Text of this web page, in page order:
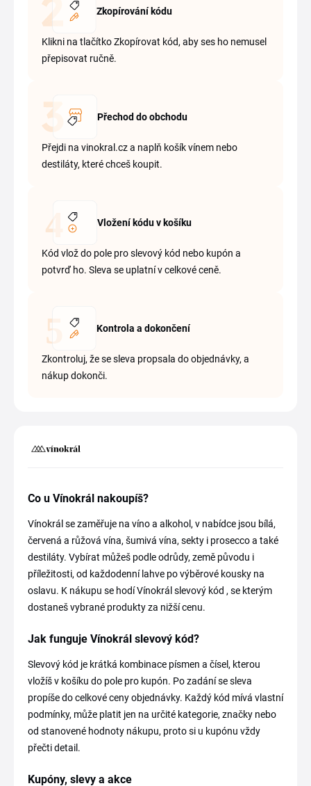
Zkopírování kódu
Klikni na tlačítko Zkopírovat kód, aby ses ho nemusel
přepisovat ručně.
Přechod do obchodu
Přejdi na vinokral.cz a naplň košík vínem nebo
destiláty, které chceš koupit.
Vložení kódu v košíku
Kód vlož do pole pro slevový kód nebo kupón a
potvrď ho. Sleva se uplatní v celkové ceně.
Kontrola a dokončení
Zkontroluj, že se sleva propsala do objednávky, a
nákup dokonči.
Co u Vínokrál nakoupíš?
Vínokrál se zaměřuje na víno a alkohol, v nabídce jsou bílá,
červená a růžová vína, šumivá vína, sekty i prosecco a také
destiláty. Vybírat můžeš podle odrůdy, země původu i
příležitosti, od každodenní lahve po výběrové kousky na
oslavu. K nákupu se hodí Vínokrál slevový kód , se kterým
dostaneš vybrané produkty za nižší cenu.
Jak funguje Vínokrál slevový kód?
Slevový kód je krátká kombinace písmen a čísel, kterou
vložíš v košíku do pole pro kupón. Po zadání se sleva
propíše do celkové ceny objednávky. Každý kód mívá vlastní
podmínky, může platit jen na určité kategorie, značky nebo
od stanovené hodnoty nákupu, proto si u kupónu vždy
přečti detail.
Kupóny, slevy a akce